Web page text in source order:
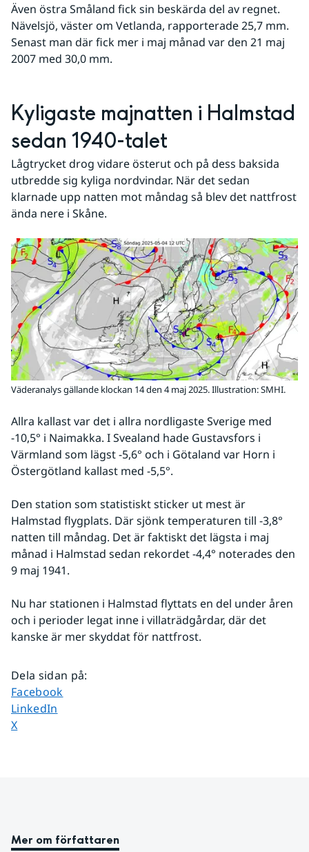
Även östra Småland fick sin beskärda del av regnet.
Nävelsjö, väster om Vetlanda, rapporterade 25,7 mm.
Senast man där fick mer i maj månad var den 21 maj
2007 med 30,0 mm.
Kyligaste majnatten i Halmstad
sedan 1940-talet
Lågtrycket drog vidare österut och på dess baksida
utbredde sig kyliga nordvindar. När det sedan
klarnade upp natten mot måndag så blev det nattfrost
ända nere i Skåne.
Väderanalys gällande klockan 14 den 4 maj 2025. Illustration: SMHI.
Allra kallast var det i allra nordligaste Sverige med
-10,5° i Naimakka. I Svealand hade Gustavsfors i
Värmland som lägst -5,6° och i Götaland var Horn i
Östergötland kallast med -5,5°.
Den station som statistiskt sticker ut mest är
Halmstad flygplats. Där sjönk temperaturen till -3,8°
natten till måndag. Det är faktiskt det lägsta i maj
månad i Halmstad sedan rekordet -4,4° noterades den
9 maj 1941.
Nu har stationen i Halmstad flyttats en del under åren
och i perioder legat inne i villaträdgårdar, där det
kanske är mer skyddat för nattfrost.
Dela sidan på:
Dela sidan på
Facebook
Dela sidan på
LinkedIn
Dela sidan på
X
Mer om författaren